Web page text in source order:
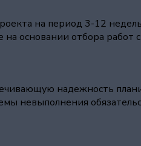
на период 3-12 недель
на основании отбора работ
надежность
невыполнения